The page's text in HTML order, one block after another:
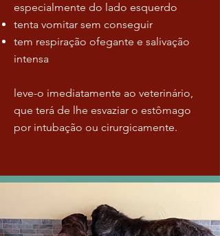
especialmente do lado esquerdo
tenta vomitar sem conseguir
tem respiração ofegante e salivação
intensa
leve-o imediatamente ao veterinário,
que terá de lhe esvaziar o estômago
por intubação ou cirurgicamente.